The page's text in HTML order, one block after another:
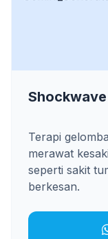
Terapi
merawat
seperti sakit
berkesan.